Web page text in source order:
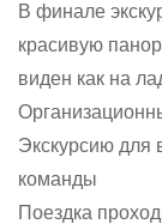
В финале
красивую
виден как на
Экскурсию для
команды
Поездка